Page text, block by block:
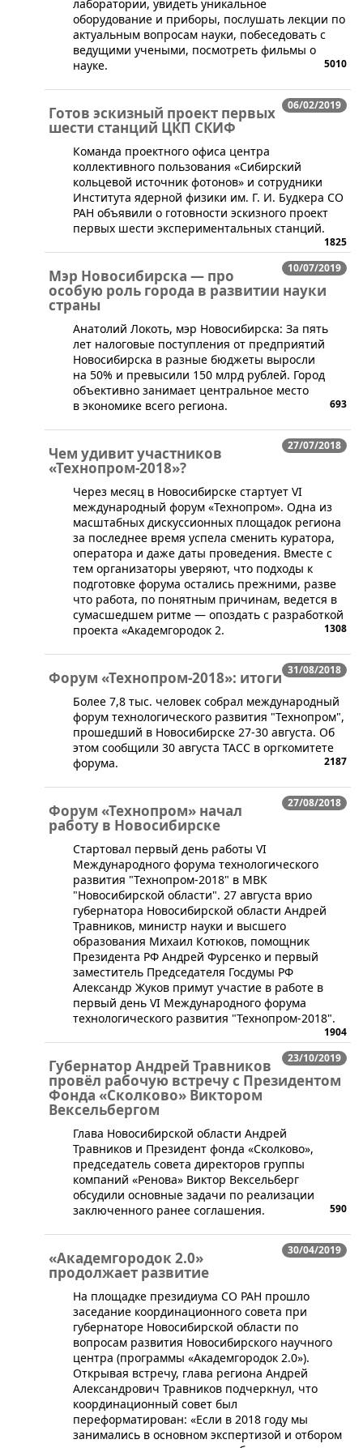
лаборатории, увидеть уникальное
оборудование и приборы, послушать лекции по
актуальным вопросам науки, побеседовать с
ведущими учеными, посмотреть фильмы о
науке.
5010
06/02/2019
Готов эскизный проект первых
шести станций ЦКП СКИФ
​Команда проектного офиса центра
коллективного пользования «Сибирский
кольцевой источник фотонов» и сотрудники
Института ядерной физики им. Г. И. Будкера СО
РАН объявили о готовности эскизного проект
первых шести экспериментальных станций.
1825
10/07/2019
Мэр Новосибирска — про
особую роль города в развитии науки
страны
​Анатолий Локоть, мэр Новосибирска: За пять
лет налоговые поступления от предприятий
Новосибирска в разные бюджеты выросли
на 50% и превысили 150 млрд рублей. Город
объективно занимает центральное место
в экономике всего региона.
693
27/07/2018
Чем удивит участников
«Технопром-2018»?
​Через месяц в Новосибирске стартует VI
международный форум «Технопром». Одна из
масштабных дискуссионных площадок региона
за последнее время успела сменить куратора,
оператора и даже даты проведения. Вместе с
тем организаторы уверяют, что подходы к
подготовке форума остались прежними, разве
что работа, по понятным причинам, ведется в
сумасшедшем ритме — опоздать с разработкой
проекта «Академгородок 2.
1308
31/08/2018
Форум «Технопром-2018»: итоги
​Более 7,8 тыс. человек собрал международный
форум технологического развития "Технопром",
прошедший в Новосибирске 27-30 августа. Об
этом сообщили 30 августа ТАСС в оргкомитете
форума.
2187
27/08/2018
Форум «Технопром» начал
работу в Новосибирске
Стартовал первый день работы VI
Международного форума технологического
развития "Технопром-2018" в МВК
"Новосибирской области". 27 августа врио
губернатора Новосибирской области Андрей
Травников, министр науки и высшего
образования Михаил Котюков, помощник
Президента РФ Андрей Фурсенко и первый
заместитель Председателя Госдумы РФ
Александр Жуков примут участие в работе в
первый день VI Международного форума
технологического развития "Технопром-2018".
1904
23/10/2019
Губернатор Андрей Травников
провёл рабочую встречу с Президентом
Фонда «Сколково» Виктором
Вексельбергом
​Глава Новосибирской области Андрей
Травников и Президент фонда «Сколково»,
председатель совета директоров группы
компаний «Ренова» Виктор Вексельберг
обсудили основные задачи по реализации
заключенного ранее соглашения.
590
30/04/2019
«Академгородок 2.0»
продолжает развитие
​На площадке президиума СО РАН прошло
заседание координационного совета при
губернаторе Новосибирской области по
вопросам развития Новосибирского научного
центра (программы «Академгородок 2.0»).
Открывая встречу, глава региона Андрей
Александрович Травников подчеркнул, что
координационный совет был
переформатирован: «Если в 2018 году мы
занимались в основном экспертизой и отбором